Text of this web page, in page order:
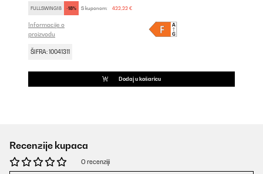
FULLSWING18 -18% S kuponom: 422,22 €
Informacije o
proizvodu
ŠIFRA: 10041311
Dodaj u košaricu
Recenzije kupaca
O recenziji